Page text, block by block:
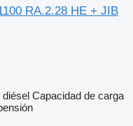
RA.2.28 HE + JIB
diésel Capacidad de carga